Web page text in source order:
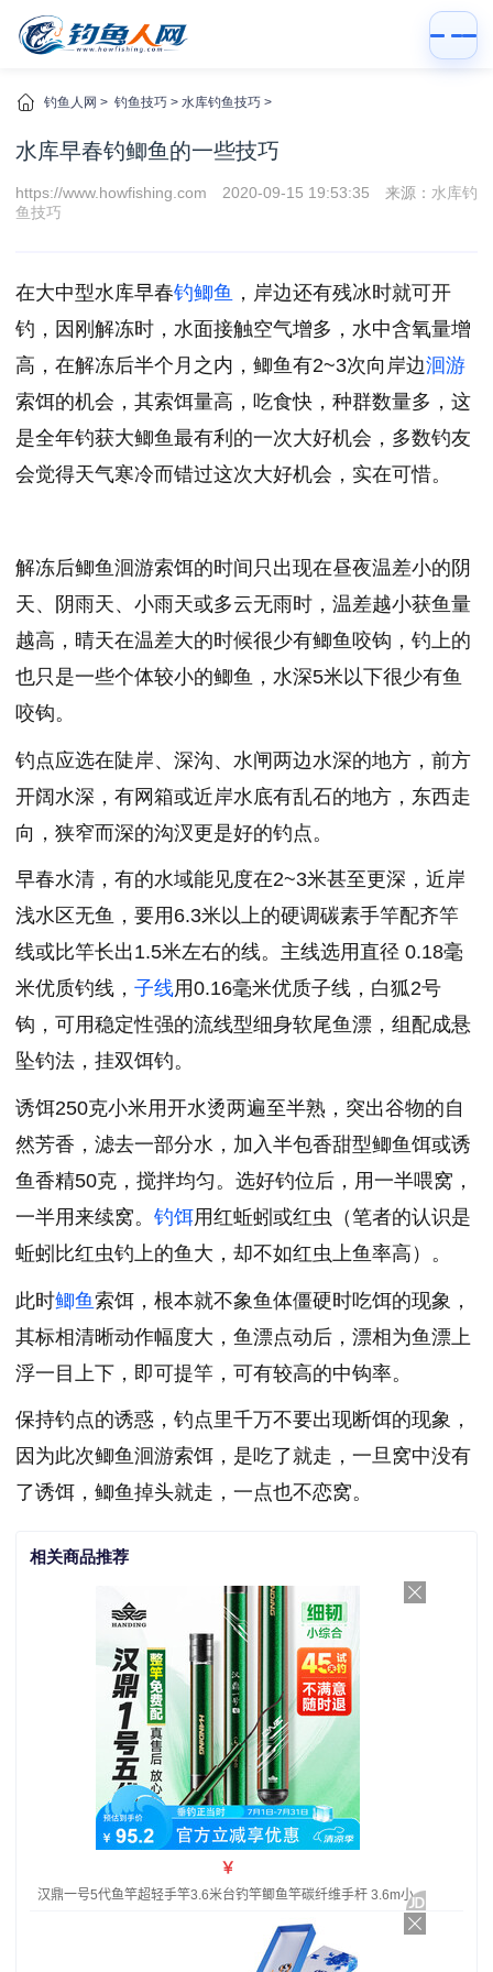
钓鱼人网 > 钓鱼技巧 > 水库钓鱼技巧 >
水库早春钓鲫鱼的一些技巧
https://www.howfishing.com 2020-09-15 19:53:35 来源： 水库钓
鱼技巧
在大中型水库早春钓鲫鱼 ，岸边还有残冰时就可开
钓，因刚解冻时，水面接触空气增多，水中含氧量增
高，在解冻后半个月之内，鲫鱼有2~3次向岸边洄游
索饵的机会，其索饵量高，吃食快，种群数量多，这
是全年钓获大鲫鱼最有利的一次大好机会，多数钓友
会觉得天气寒冷而错过这次大好机会，实在可惜。
解冻后鲫鱼洄游索饵的时间只出现在昼夜温差小的阴
天、阴雨天、小雨天或多云无雨时，温差越小获鱼量
越高，晴天在温差大的时候很少有鲫鱼咬钩，钓上的
也只是一些个体较小的鲫鱼，水深5米以下很少有鱼
咬钩。
钓点应选在陡岸、深沟、水闸两边水深的地方，前方
开阔水深，有网箱或近岸水底有乱石的地方，东西走
向，狭窄而深的沟汊更是好的钓点。
早春水清，有的水域能见度在2~3米甚至更深，近岸
浅水区无鱼，要用6.3米以上的硬调碳素手竿配齐竿
线或比竿长出1.5米左右的线。主线选用直径 0.18毫
米优质钓线， 子线用0.16毫米优质子线，白狐2号
钩，可用稳定性强的流线型细身软尾鱼漂，组配成悬
坠钓法，挂双饵钓。
诱饵250克小米用开水烫两遍至半熟，突出谷物的自
然芳香，滤去一部分水，加入半包香甜型鲫鱼饵或诱
鱼香精50克，搅拌均匀。选好钓位后，用一半喂窝，
一半用来续窝。 钓饵用红蚯蚓或红虫（笔者的认识是
蚯蚓比红虫钓上的鱼大，却不如红虫上鱼率高）。
此时鲫鱼索饵，根本就不象鱼体僵硬时吃饵的现象，
其标相清晰动作幅度大，鱼漂点动后，漂相为鱼漂上
浮一目上下，即可提竿，可有较高的中钩率。
保持钓点的诱惑，钓点里千万不要出现断饵的现象，
因为此次鲫鱼洄游索饵，是吃了就走，一旦窝中没有
了诱饵，鲫鱼掉头就走，一点也不恋窝。
相关商品推荐